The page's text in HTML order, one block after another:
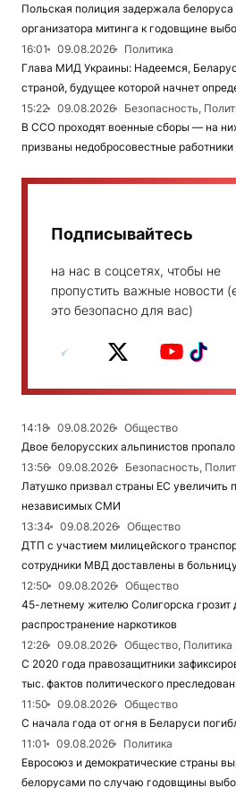
Польская полиция задержала
организатора митинга к годовщине
16:01
09.08.2026
Политика
Глава МИД Украины: Надеемся,
страной, будущее которой начнет
15:22
09.08.2026
Безопасность,
В ССО проходят военные сборы — на
призваны недобросовестные работники
Подписывайтесь
на нас в соцсетях, чтобы не
пропустить важные новости
это безопасно для вас)
14:18 09.08.2026
Общество
Двое белорусских альпинистов
13:56
09.08.2026
Безопасность,
Латушко призвал страны ЕС увеличить
независимых СМИ
13:34
09.08.2026
Общество
ДТП с участием милицейского
сотрудники МВД доставлены в больницу
12:50
09.08.2026
Общество
45-летнему жителю Солигорска грозит
распространение наркотиков
12:26
09.08.2026
Общество, Политика
С 2020 года правозащитники
тыс. фактов политического
11:50
09.08.2026
Общество
С начала года от огня в Беларуси
11:01
09.08.2026
Политика
Евросоюз и демократические страны
белорусами по случаю годовщины